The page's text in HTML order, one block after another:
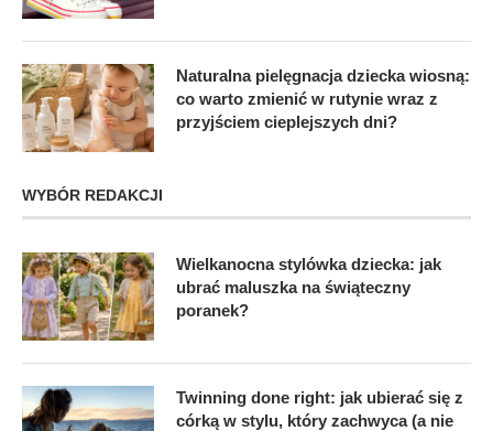
Naturalna pielęgnacja dziecka wiosną:
co warto zmienić w rutynie wraz z
przyjściem cieplejszych dni?
WYBÓR REDAKCJI
Wielkanocna stylówka dziecka: jak
ubrać maluszka na świąteczny
poranek?
Twinning done right: jak ubierać się z
córką w stylu, który zachwyca (a nie